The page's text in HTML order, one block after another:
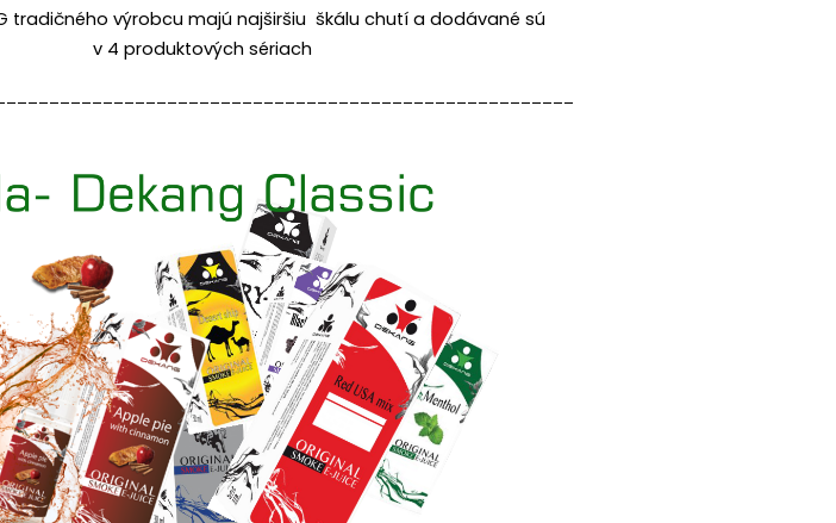
tradičného výrobcu majú najširšiu škálu chutí a dodávané sú
v 4 produktových sériach